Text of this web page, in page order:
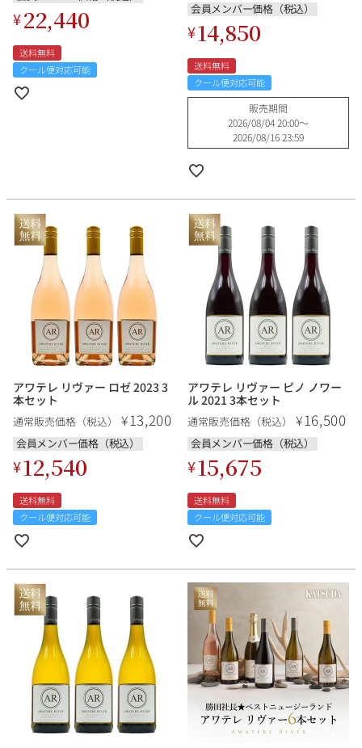
¥22,440
送料無料
クール便対応可能
会員メンバー価格（税込）
¥14,850
送料無料
クール便対応可能
販売期間
2026/08/04 20:00〜
2026/08/16 23:59
アワテレ リヴァー ロゼ 2023 3
本セット
通常販売価格（税込） ¥13,200
会員メンバー価格（税込）
¥12,540
送料無料
クール便対応可能
アワテレ リヴァー ピノ ノワー
ル 2021 3本セット
通常販売価格（税込） ¥16,500
会員メンバー価格（税込）
¥15,675
送料無料
クール便対応可能